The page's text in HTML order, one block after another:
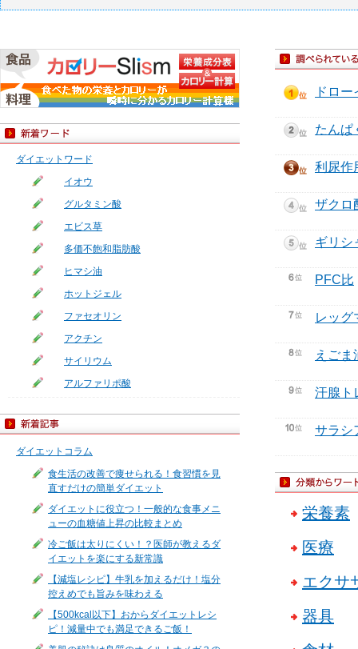
ダイエットワード
イオウ
グルタミン酸
エビス草
多価不飽和脂肪酸
ヒマシ油
ホットジェル
ファセオリン
アクチン
サイリウム
アルファリポ酸
ダイエットコラム
食生活の改善で痩せられる！食習慣を見
直すだけの簡単ダイエット
ダイエットに役立つ！一般的な食事メニ
ューの血糖値上昇の比較まとめ
冷ご飯は太りにくい！？医師が教えるダ
イエットを楽にする新常識
【減塩レシピ】牛乳を加えるだけ！塩分
控えめでも旨みを味わえる
【500kcal以下】おからダイエットレシ
ピ！減量中でも満足できるご飯！
ドロー
たんぱ
利尿作
ザクロ
ギリシ
PFC比
レッグ
えごま
汗腺ト
サラシ
栄養素
医療
エクサ
器具